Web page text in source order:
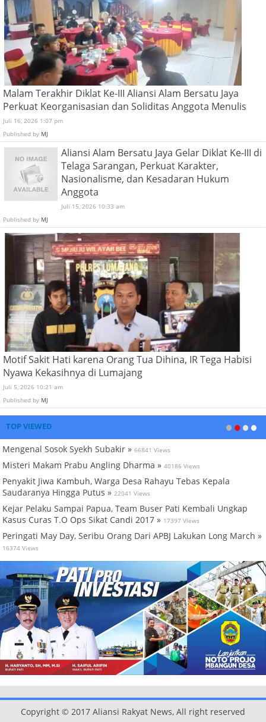
Malam Terakhir Diklat Ke-III Aliansi Alam Bersatu Jaya
Perkuat Keorganisasian dan Soliditas Anggota Menulis
Juli 16, 2026 1:07 pm
Published by MJ
Aliansi Alam Bersatu Jaya Gelar Diklat Ke-III di
Telaga Sarangan, Perkuat Karakter,
Nasionalisme, dan Kesadaran Hukum
Anggota
Juli 15, 2026 10:33 am
Published by MJ
Motif Sakit Hati karena Orang Tua Dihina, IR Tega Habisi
Nyawa Kekasihnya di Lumajang
Juli 5, 2026 10:21 am
Published by MJ
TOP VIEWED
Mengenal Sosok Syekh Subakir » 66841 Views
Misteri Makam Prabu Angling Dharma » 40186 Views
Penyakit Jiwa Kambuh, Warga Desa Rahayu Tebas Kepala
Saudaranya Hingga Putus » 22041 Views
Kejar Pelaku Sampai Papua, Team Buser Pati Kembali Ungkap
Kasus Curas T.O Ops Sikat Candi 2017 » 17397 Views
Peringati May Day, Seribu Orang Dari APBJ Lakukan Long March »
16374 Views
Copyright © 2017 Aliansi Rakyat News, All right reserved